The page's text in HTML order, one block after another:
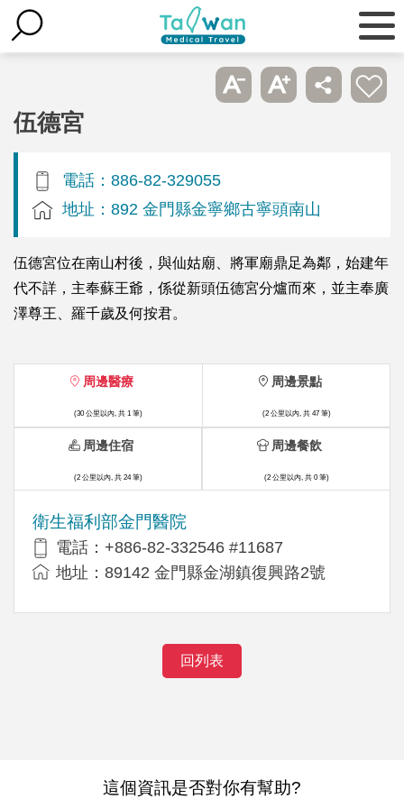
伍德宮
電話：886-82-329055
地址：892 金門縣金寧鄉古寧頭南山
伍德宮位在南山村後，與仙姑廟、將軍廟鼎足為鄰，始建年
代不詳，主奉蘇王爺，係從新頭伍德宮分爐而來，並主奉廣
澤尊王、羅千歲及何按君。
周邊醫療
(30 公里以內, 共 1 筆)
衛生福利部金門醫院
電話：+886-82-332546 #11687
地址：89142 金門縣金湖鎮復興路2號
周邊景點
(2 公里以內, 共 47 筆)
周邊住宿
(2 公里以內, 共 24 筆)
周邊餐飲
(2 公里以內, 共 0 筆)
回列表
這個資訊是否對你有幫助?